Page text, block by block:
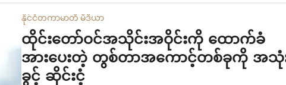
နိုင်ငံတကာမာတီ မီဒီယာ
ထိုင်းတော်ဝင်အသိုင်းအဝိုင်းကို ထောက်ခံ
အားပေးတဲ့ တွစ်တာအကောင့်တစ်ခုကို အသုံ
ခွင့် ဆိုင်းငံ့